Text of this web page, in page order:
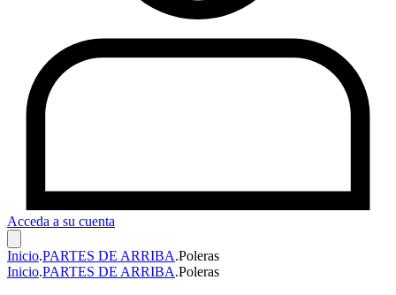
Acceda a su cuenta
Inicio.PARTES DE ARRIBA.Poleras
Inicio.PARTES DE ARRIBA.Poleras